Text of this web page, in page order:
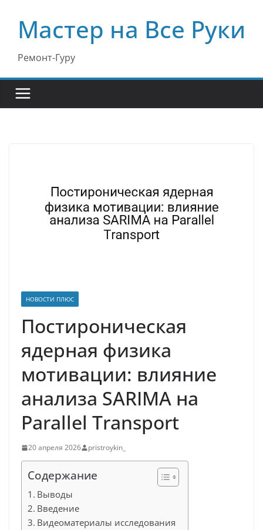
содержимому
Мастер на Все Руки
Ремонт-Гуру
НОВОСТИ ПЛЮС
Постироническая
ядерная физика
мотивации: влияние
анализа SARIMA на
Parallel Transport
20 апреля 2026 pristroykin_
Содержание
Выводы
Введение
Видеоматериалы исследования